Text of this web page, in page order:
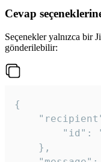
Cevap
Seçenekler yalnızca bir
gönderilebilir:
{